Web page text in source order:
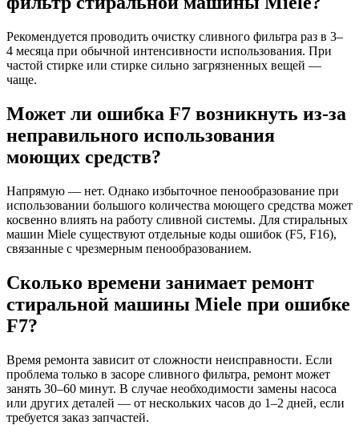
Рекомендуется проводить очистку сливного фильтра раз в 3–
4 месяца при обычной интенсивности использования. При
частой стирке или стирке сильно загрязненных вещей —
чаще.
Может ли ошибка F7 возникнуть из-за
неправильного использования
моющих средств?
Напрямую — нет. Однако избыточное пенообразование при
использовании большого количества моющего средства может
косвенно влиять на работу сливной системы. Для стиральных
машин Miele существуют отдельные коды ошибок (F5, F16),
связанные с чрезмерным пенообразованием.
Сколько времени занимает ремонт
стиральной машины Miele при ошибке
F7?
Время ремонта зависит от сложности неисправности. Если
проблема только в засоре сливного фильтра, ремонт может
занять 30–60 минут. В случае необходимости замены насоса
или других деталей — от нескольких часов до 1–2 дней, если
требуется заказ запчастей.